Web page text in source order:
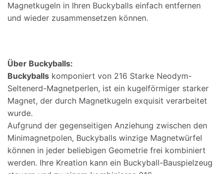
Magnetkugeln in Ihren Buckyballs einfach entfernen
und wieder zusammensetzen können.
Über Buckyballs:
Buckyballs komponiert von 216 Starke Neodym-
Seltenerd-Magnetperlen, ist ein kugelförmiger starker
Magnet, der durch Magnetkugeln exquisit verarbeitet
wurde.
Aufgrund der gegenseitigen Anziehung zwischen den
Minimagnetpolen, Buckyballs winzige Magnetwürfel
können in jeder beliebigen Geometrie frei kombiniert
werden. Ihre Kreation kann ein Buckyball-Bauspielzeug